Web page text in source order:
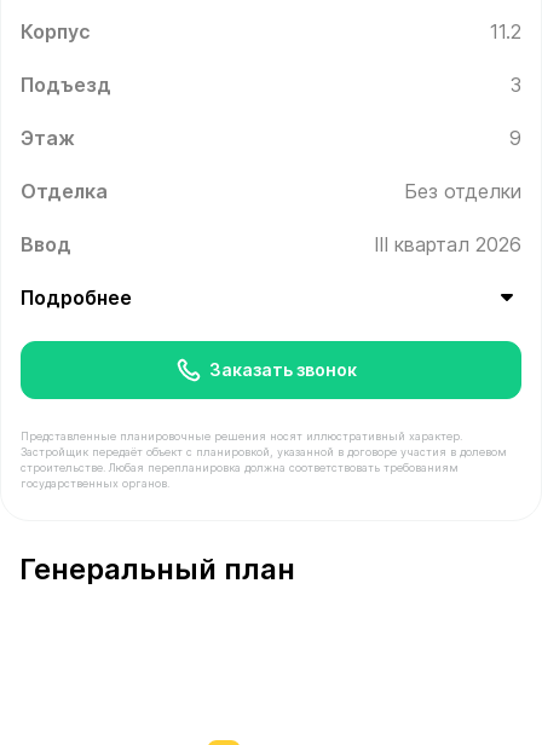
Корпус 11.2
Подъезд 3
Этаж 9
Отделка Без отделки
Ввод III квартал 2026
Подробнее
Заказать звонок
Представленные планировочные решения носят иллюстративный характер.
Застройщик передаёт объект с планировкой, указанной в договоре участия в долевом
строительстве. Любая перепланировка должна соответствовать требованиям
государственных органов.
Генеральный план